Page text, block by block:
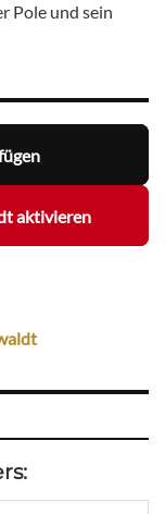
Pole und sein
aktivieren